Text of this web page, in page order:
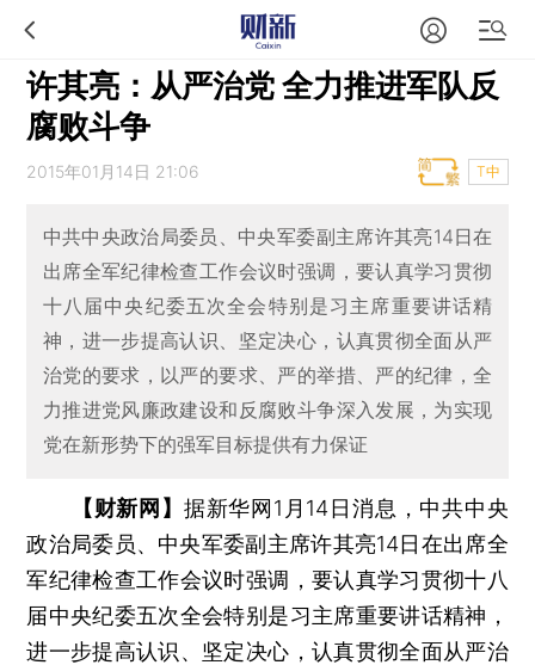
许其亮：从严治党 全力推进军队反
腐败斗争
2015年01月14日 21:06 T中
中共中央政治局委员、中央军委副主席许其亮14日在
出席全军纪律检查工作会议时强调，要认真学习贯彻
十八届中央纪委五次全会特别是习主席重要讲话精
神，进一步提高认识、坚定决心，认真贯彻全面从严
治党的要求，以严的要求、严的举措、严的纪律，全
力推进党风廉政建设和反腐败斗争深入发展，为实现
党在新形势下的强军目标提供有力保证
【财新网】 据新华网1月14日消息，中共中央
政治局委员、中央军委副主席许其亮14日在出席全
军纪律检查工作会议时强调，要认真学习贯彻十八
届中央纪委五次全会特别是习主席重要讲话精神，
进一步提高认识、坚定决心，认真贯彻全面从严治